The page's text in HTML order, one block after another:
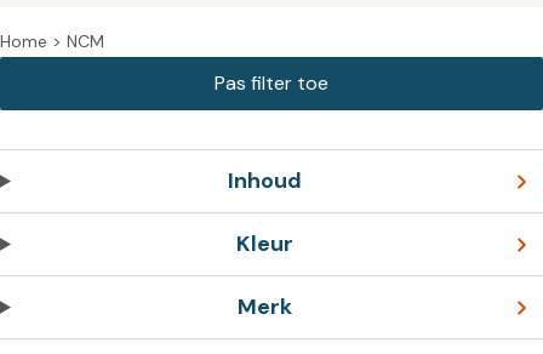
Home > NCM
Inhoud
Kleur
Merk